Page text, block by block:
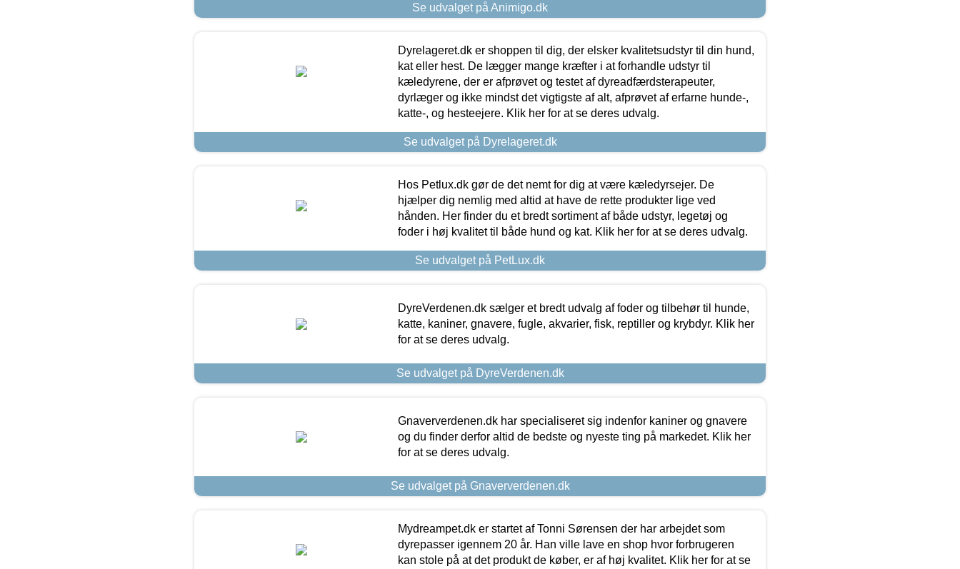
Se udvalget på Animigo.dk
Dyrelageret.dk er shoppen til dig, der elsker kvalitetsudstyr til din hund,
kat eller hest. De lægger mange kræfter i at forhandle udstyr til
kæledyrene, der er afprøvet og testet af dyreadfærdsterapeuter,
dyrlæger og ikke mindst det vigtigste af alt, afprøvet af erfarne hunde-,
katte-, og hesteejere. Klik her for at se deres udvalg.
Se udvalget på Dyrelageret.dk
Hos Petlux.dk gør de det nemt for dig at være kæledyrsejer. De
hjælper dig nemlig med altid at have de rette produkter lige ved
hånden. Her finder du et bredt sortiment af både udstyr, legetøj og
foder i høj kvalitet til både hund og kat. Klik her for at se deres udvalg.
Se udvalget på PetLux.dk
DyreVerdenen.dk sælger et bredt udvalg af foder og tilbehør til hunde,
katte, kaniner, gnavere, fugle, akvarier, fisk, reptiller og krybdyr. Klik her
for at se deres udvalg.
Se udvalget på DyreVerdenen.dk
Gnaververdenen.dk har specialiseret sig indenfor kaniner og gnavere
og du finder derfor altid de bedste og nyeste ting på markedet. Klik her
for at se deres udvalg.
Se udvalget på Gnaververdenen.dk
Mydreampet.dk er startet af Tonni Sørensen der har arbejdet som
dyrepasser igennem 20 år. Han ville lave en shop hvor forbrugeren
kan stole på at det produkt de køber, er af høj kvalitet. Klik her for at se